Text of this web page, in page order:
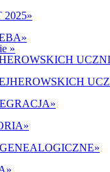
2025»
»
»
»
»
»
»